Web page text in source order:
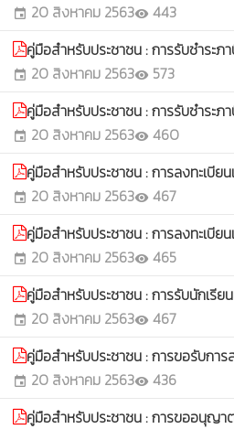
event 20 สิงหาคม 2563visibility 443
คู่มือสําหรับประชาชน : การรับชําระ
event 20 สิงหาคม 2563visibility 573
คู่มือสําหรับประชาชน : การรับชําระภ
event 20 สิงหาคม 2563visibility 460
คู่มือสําหรับประชาชน : การลงทะเบี
event 20 สิงหาคม 2563visibility 467
คู่มือสําหรับประชาชน : การลงทะเบีย
event 20 สิงหาคม 2563visibility 465
คู่มือสําหรับประชาชน : การรับนักเรี
event 20 สิงหาคม 2563visibility 467
คู่มือสําหรับประชาชน : การขอรับการ
event 20 สิงหาคม 2563visibility 436
คู่มือสําหรับประชาชน : การขออนุญา